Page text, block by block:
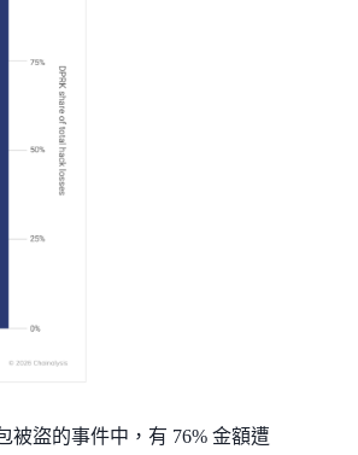
被盜的事件中，有 76% 金額遭